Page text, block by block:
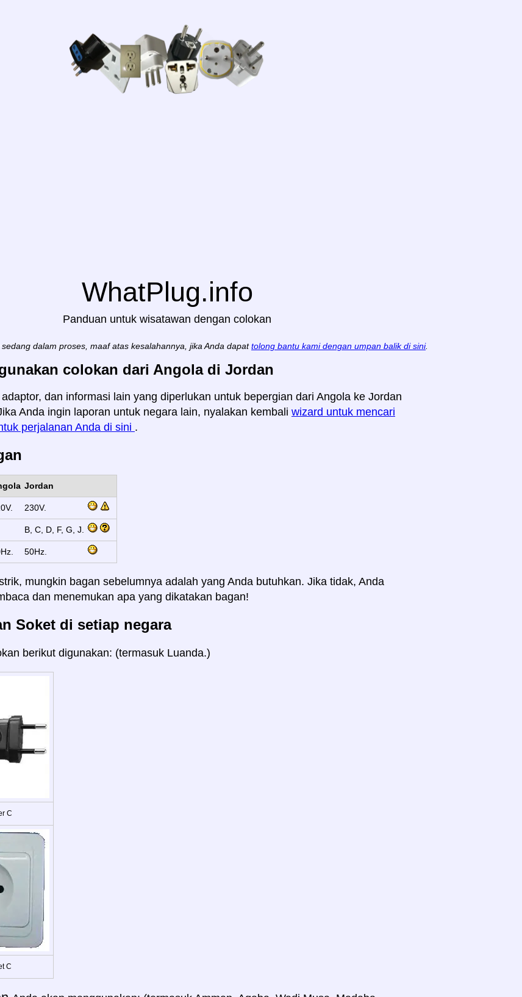
WhatPlug.info
Panduan untuk wisatawan dengan colokan
dalam proses, maaf atas kesalahannya, jika Anda dapat tolong bantu kami dengan umpan balik di sini.
colokan dari Angola di Jordan
dan informasi lain yang diperlukan untuk bepergian dari Angola ke Jordan
Anda ingin laporan untuk negara lain, nyalakan kembali wizard untuk mencari
perjalanan Anda di sini .
Jordan
230V.
B, C, D, F, G, J.
50Hz.
mungkin bagan sebelumnya adalah yang Anda butuhkan. Jika tidak, Anda
dan menemukan apa yang dikatakan bagan!
Soket di setiap negara
berikut digunakan: (termasuk Luanda.)
C
C